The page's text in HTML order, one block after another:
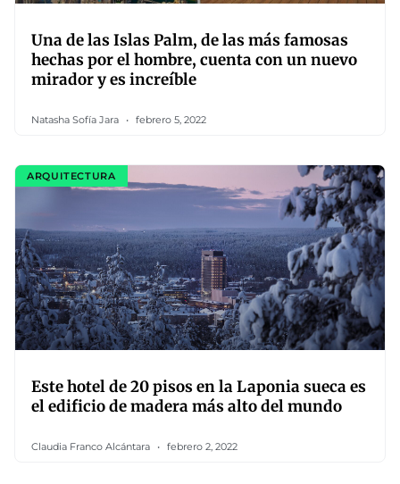
Una de las Islas Palm, de las más famosas
hechas por el hombre, cuenta con un nuevo
mirador y es increíble
Natasha Sofía Jara febrero 5, 2022
ARQUITECTURA
Este hotel de 20 pisos en la Laponia sueca es
el edificio de madera más alto del mundo
Claudia Franco Alcántara febrero 2, 2022